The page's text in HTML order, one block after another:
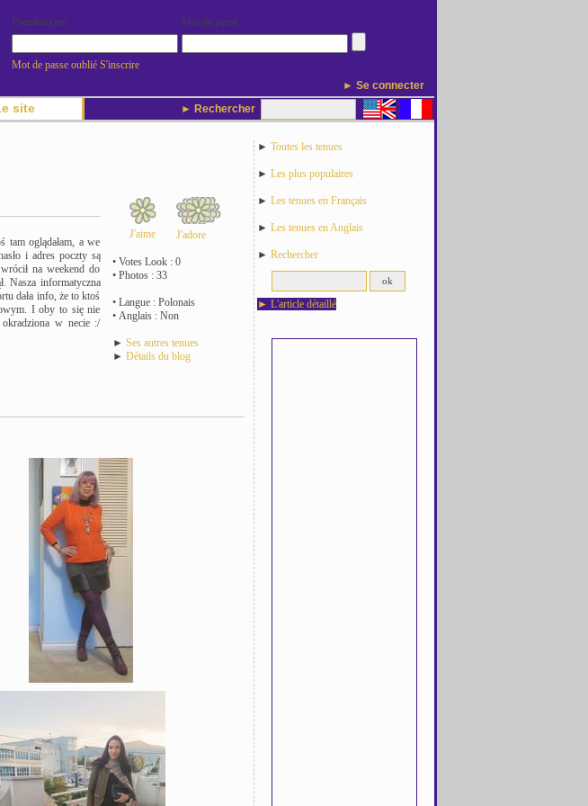
Pseudonyme Mot de passe
Mot de passe oublié S'inscrire
► Se connecter
► Rechercher
site
tam oglądałam, a we
i adres poczty są
na weekend do
Nasza informatyczna
dała info, że to ktoś
I oby to się nie
w necie :/
J'aime J'adore
• Votes Look : 0
• Photos : 33
• Langue : Polonais
• Anglais : Non
► Ses autres tenues
► Détails du blog
► Toutes les tenues
► Les plus populaires
► Les tenues en Français
► Les tenues en Anglais
► Rechercher
► L'article détaillé